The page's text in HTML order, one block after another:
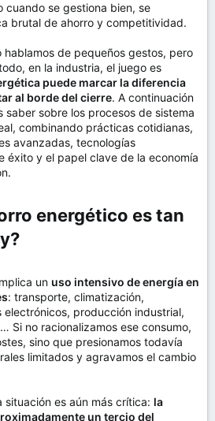
cuando se gestiona bien, se
brutal de ahorro y competitividad.
hablamos de pequeños gestos, pero
en la industria, el juego es
puede marcar la diferencia
al borde del cierre. A continuación
sobre los procesos de sistema
combinando prácticas cotidianas,
avanzadas, tecnologías
éxito y el papel clave de la economía
energético es tan
un uso intensivo de energía en
: transporte, climatización,
electrónicos, producción industrial,
Si no racionalizamos ese consumo,
sino que presionamos todavía
limitados y agravamos el cambio
situación es aún más crítica: la
un tercio del